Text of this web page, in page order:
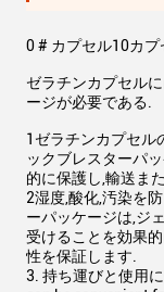
0 # カプセル10カプ
ゼラチンカプセル
ージが必要である.
1ゼラチンカプセル
ックブレスターパ
的に保護し,輸送ま
2湿度,酸化,汚染を
ーパッケージは,ジ
受けることを効果
性を保証します.
3. 持ち運びと使用